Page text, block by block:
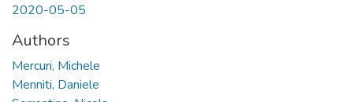
2020-05-05
Authors
Mercuri, Michele
Menniti, Daniele